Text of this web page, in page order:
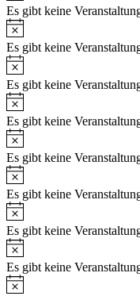
Es gibt keine
Es gibt keine
Es gibt keine
Es gibt keine
Es gibt keine
Es gibt keine
Es gibt keine
Es gibt keine